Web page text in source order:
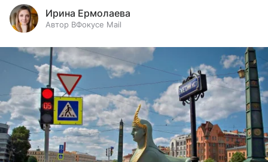
Ирина Ермолаева
Автор ВФокусе Mail